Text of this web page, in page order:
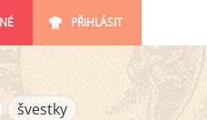
PŘIHLÁSIT
švestky